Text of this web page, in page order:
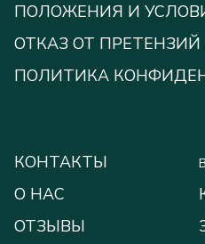
ПОЛОЖЕНИЯ И
ОТКАЗ ОТ ПРЕТЕНЗИЙ
ПОЛИТИКА
КОНТАКТЫ
О НАС
ОТЗЫВЫ